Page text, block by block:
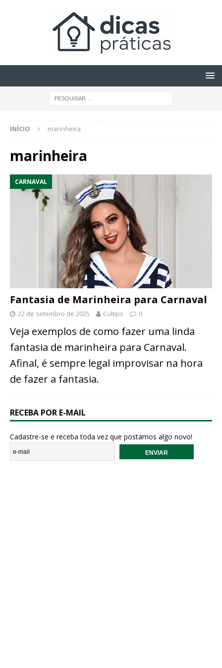
INÍCIO marinheira
marinheira
CARNAVAL
Fantasia de Marinheira para Carnaval
22 de setembro de 2025 Cultips 0
Veja exemplos de como fazer uma linda
fantasia de marinheira para Carnaval.
Afinal, é sempre legal improvisar na hora
de fazer a fantasia.
RECEBA POR E-MAIL
Cadastre-se e receba toda vez que postamos algo novo!